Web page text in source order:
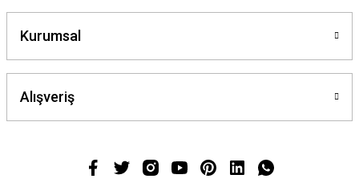
Ürün fiyatı diğer sitelerden daha pahalı.
Bu ürüne benzer farklı alternatifler olmalı.
Kurumsal
Alışveriş